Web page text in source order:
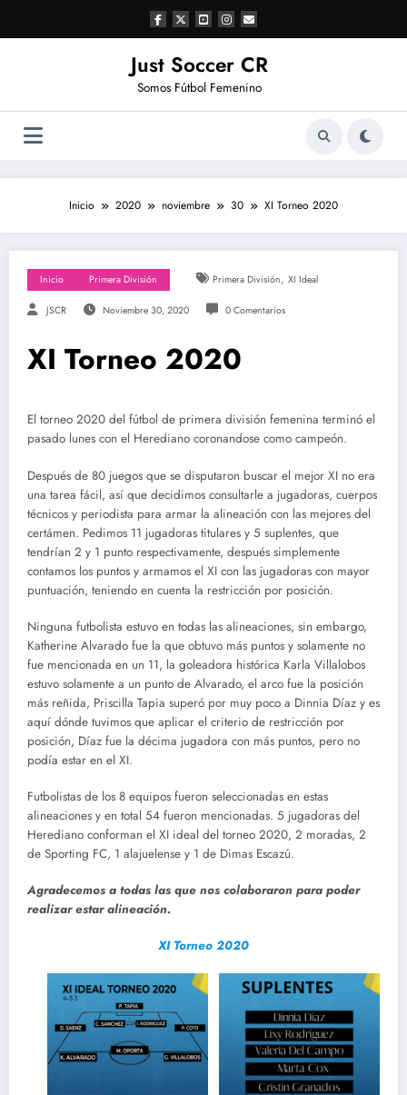
contenido
Just Soccer CR
Somos Fútbol Femenino
Inicio 2020 noviembre 30 XI Torneo 2020
Inicio Primera División Primera División, XI Ideal
JSCR Noviembre 30, 2020 0 Comentarios
XI Torneo 2020
El torneo 2020 del fútbol de primera división femenina terminó el
pasado lunes con el Herediano coronandose como campeón.
Después de 80 juegos que se disputaron buscar el mejor XI no era
una tarea fácil, así que decidimos consultarle a jugadoras, cuerpos
técnicos y periodista para armar la alineación con las mejores del
certámen. Pedimos 11 jugadoras titulares y 5 suplentes, que
tendrían 2 y 1 punto respectivamente, después simplemente
contamos los puntos y armamos el XI con las jugadoras con mayor
puntuación, teniendo en cuenta la restricción por posición.
Ninguna futbolista estuvo en todas las alineaciones, sin embargo,
Katherine Alvarado fue la que obtuvo más puntos y solamente no
fue mencionada en un 11, la goleadora histórica Karla Villalobos
estuvo solamente a un punto de Alvarado, el arco fue la posición
más reñida, Priscilla Tapia superó por muy poco a Dinnia Díaz y es
aquí dónde tuvimos que aplicar el criterio de restricción por
posición, Díaz fue la décima jugadora con más puntos, pero no
podía estar en el XI.
Futbolistas de los 8 equipos fueron seleccionadas en estas
alineaciones y en total 54 fueron mencionadas. 5 jugadoras del
Herediano conforman el XI ideal del torneo 2020, 2 moradas, 2
de Sporting FC, 1 alajuelense y 1 de Dimas Escazú.
Agradecemos a todas las que nos colaboraron para poder
realizar estar alineación.
XI Torneo 2020